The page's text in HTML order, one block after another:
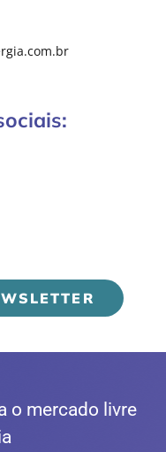
o mercado livre